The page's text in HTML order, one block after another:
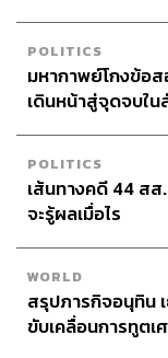
POLITICS
มหากาพย์โกงข้อ
เดินหน้าสู่จุดจบใ
POLITICS
เส้นทางคดี 44 ส
จะรู้ผลเมื่อไร
WORLD
สรุปภารกิจอนุทิน
ขับเคลื่อนการทูตเ